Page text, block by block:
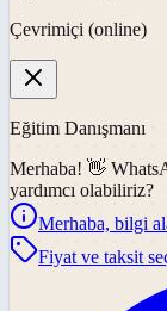
Çevrimiçi (online)
Eğitim Danışmanı
Merhaba! 👋
yardımcı olabiliriz?
Merhaba, bilgi
Fiyat ve taksit